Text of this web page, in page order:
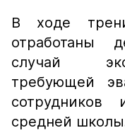
В ходе
отработаны
случай
требующей
сотрудников
средней